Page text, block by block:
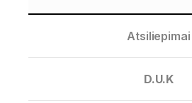
Atsiliepimai
D.U.K